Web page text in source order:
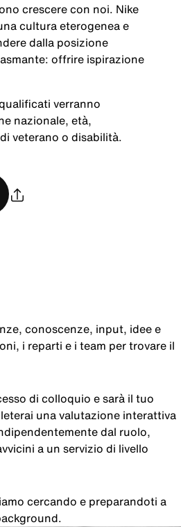
crescere con noi. Nike
cultura eterogenea e
dalla posizione
offrire ispirazione
verranno
nazionale, età,
veterano o disabilità.
conoscenze, input, idee e
i reparti e i team per trovare il
di colloquio e sarà il tuo
una valutazione interattiva
dal ruolo,
a un servizio di livello
cercando e preparandoti a